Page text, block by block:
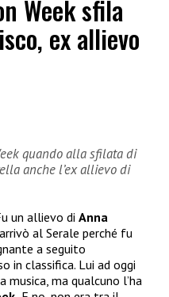
Week sfila
ex allievo
quando alla sfilata di
anche l’ex allievo di
un allievo di Anna
al Serale perché fu
a seguito
in classifica. Lui ad oggi
ma qualcuno l’ha